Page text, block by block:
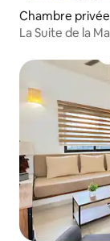
Chambre privée
La Suite de la